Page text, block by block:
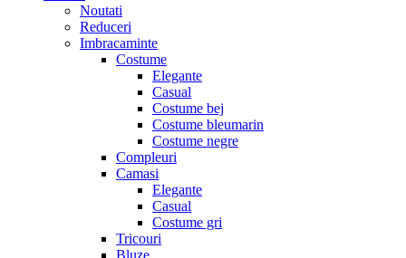
Noutati
Reduceri
Imbracaminte
Costume
Elegante
Casual
Costume bej
Costume bleumarin
Costume negre
Compleuri
Camasi
Elegante
Casual
Costume gri
Tricouri
Bluze